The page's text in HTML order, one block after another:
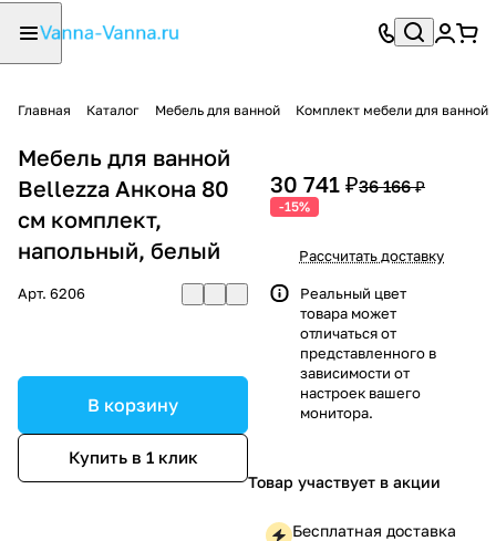
Главная Каталог Мебель для ванной Комплект мебели для ванной
Мебель для ванной
Bellezza Анкона 80
см комплект,
напольный, белый
Арт. 6206
В корзину
Купить в 1 клик
30 741 ₽36 166 ₽
-15%
Рассчитать доставку
Реальный цвет
товара может
отличаться от
представленного в
зависимости от
настроек вашего
монитора.
Товар участвует в акции
Бесплатная доставка